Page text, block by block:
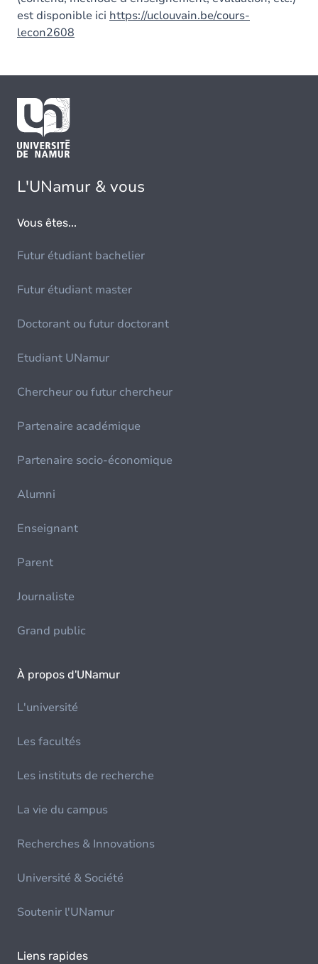
est disponible ici https://uclouvain.be/cours-
lecon2608
L'UNamur & vous
Vous êtes...
Futur étudiant bachelier
Futur étudiant master
Doctorant ou futur doctorant
Etudiant UNamur
Chercheur ou futur chercheur
Partenaire académique
Partenaire socio-économique
Alumni
Enseignant
Parent
Journaliste
Grand public
À propos d'UNamur
L'université
Les facultés
Les instituts de recherche
La vie du campus
Recherches & Innovations
Université & Société
Soutenir l'UNamur
Liens rapides